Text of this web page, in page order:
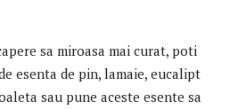
sa miroasa mai curat, poti
esenta de pin, lamaie, eucalipt
sau pune aceste esente sa